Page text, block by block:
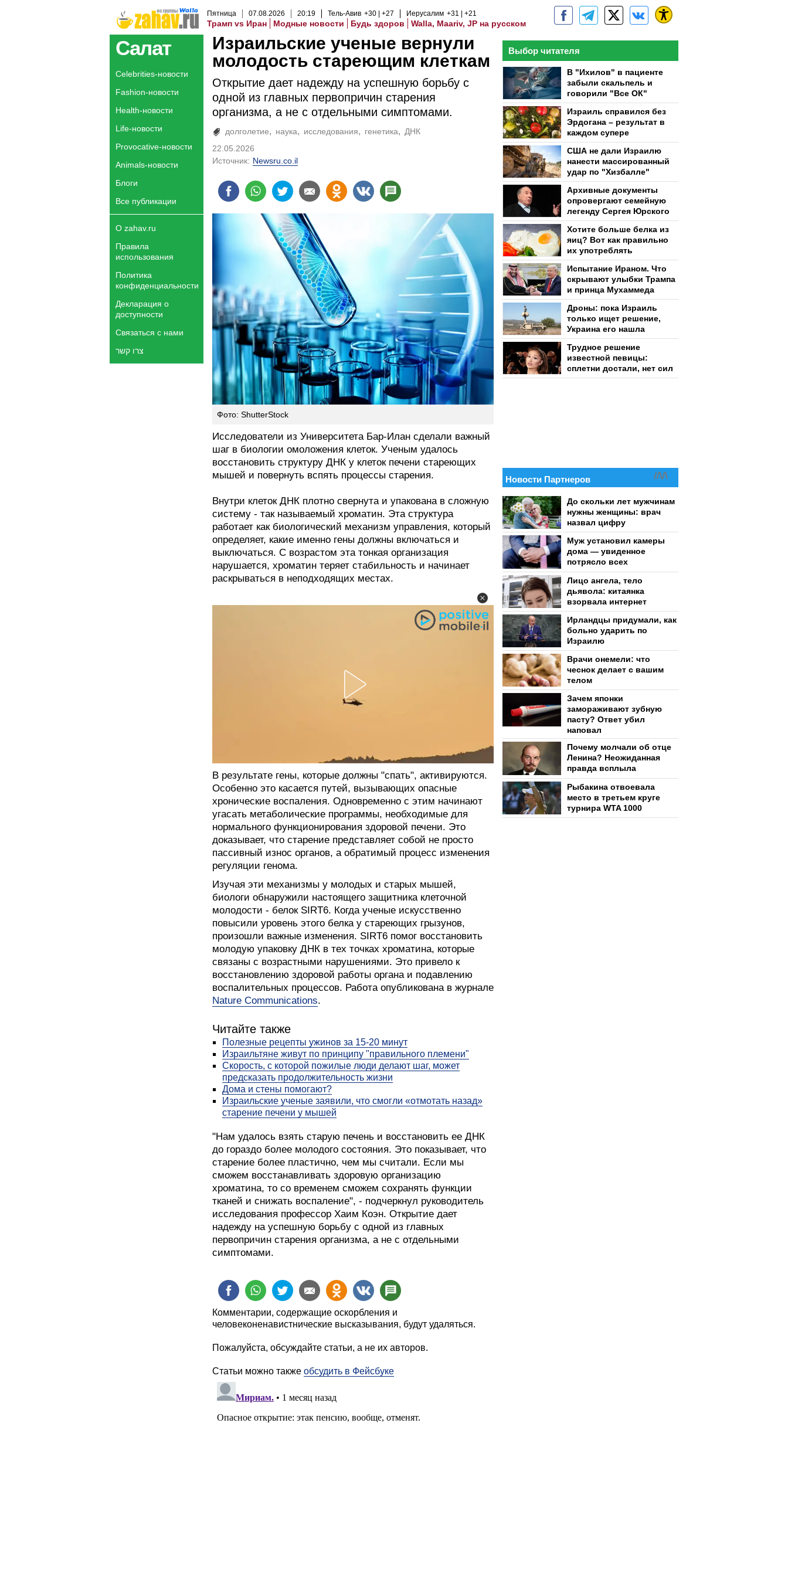
Пятница 07.08.2026 20:19 Тель-Авив +30 +27 Иерусалим +31 +21
Трамп vs Иран Модные новости Будь здоров Walla, Maariv, JP на русском
Салат
Celebrities-новости
Fashion-новости
Health-новости
Life-новости
Provocative-новости
Animals-новости
Блоги
Все публикации
О zahav.ru
Правила
использования
Политика
конфиденциальности
Декларация о
доступности
Связаться с нами
צרו קשר
Израильские ученые вернули
молодость стареющим клеткам
Открытие дает надежду на успешную борьбу с
одной из главных первопричин старения
организма, а не с отдельными симптомами.
долголетие наука исследования генетика
ДНК
22.05.2026
Источник: Newsru.co.il
Фото: ShutterStock
Исследователи из Университета Бар-Илан сделали важный
шаг в биологии омоложения клеток. Ученым удалось
восстановить структуру ДНК у клеток печени стареющих
мышей и повернуть вспять процессы старения.
Внутри клеток ДНК плотно свернута и упакована в сложную
систему - так называемый хроматин. Эта структура
работает как биологический механизм управления, который
определяет, какие именно гены должны включаться и
выключаться. С возрастом эта тонкая организация
нарушается, хроматин теряет стабильность и начинает
раскрываться в неподходящих местах.
В результате гены, которые должны "спать", активируются.
Особенно это касается путей, вызывающих опасные
хронические воспаления. Одновременно с этим начинают
угасать метаболические программы, необходимые для
нормального функционирования здоровой печени. Это
доказывает, что старение представляет собой не просто
пассивный износ органов, а обратимый процесс изменения
регуляции генома.
Изучая эти механизмы у молодых и старых мышей,
биологи обнаружили настоящего защитника клеточной
молодости - белок SIRT6. Когда ученые искусственно
повысили уровень этого белка у стареющих грызунов,
произошли важные изменения. SIRT6 помог восстановить
молодую упаковку ДНК в тех точках хроматина, которые
связаны с возрастными нарушениями. Это привело к
восстановлению здоровой работы органа и подавлению
воспалительных процессов. Работа опубликована в журнале
Nature Communications.
Читайте также
Полезные рецепты ужинов за 15-20 минут
Израильтяне живут по принципу "правильного племени"
Скорость, с которой пожилые люди делают шаг, может
предсказать продолжительность жизни
Дома и стены помогают?
Израильские ученые заявили, что смогли «отмотать назад»
старение печени у мышей
"Нам удалось взять старую печень и восстановить ее ДНК
до гораздо более молодого состояния. Это показывает, что
старение более пластично, чем мы считали. Если мы
сможем восстанавливать здоровую организацию
хроматина, то со временем сможем сохранять функции
тканей и снижать воспаление", - подчеркнул руководитель
исследования профессор Хаим Коэн. Открытие дает
надежду на успешную борьбу с одной из главных
первопричин старения организма, а не с отдельными
симптомами.
Комментарии, содержащие оскорбления и
человеконенавистнические высказывания, будут удаляться.
Пожалуйста, обсуждайте статьи, а не их авторов.
Статьи можно также обсудить в Фейсбуке
Выбор читателя
В "Ихилов" в пациенте
забыли скальпель и
говорили "Все ОК"
Израиль справился без
Эрдогана – результат в
каждом супере
США не дали Израилю
нанести массированный
удар по "Хизбалле"
Архивные документы
опровергают семейную
легенду Сергея Юрского
Хотите больше белка из
яиц? Вот как правильно
их употреблять
Испытание Ираном. Что
скрывают улыбки Трампа
и принца Мухаммеда
Дроны: пока Израиль
только ищет решение,
Украина его нашла
Трудное решение
известной певицы:
сплетни достали, нет сил